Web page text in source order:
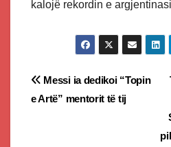
kalojë rekordin e
Post
navigation
Messi ia dedikoi “Topin
e Artë” mentorit të tij